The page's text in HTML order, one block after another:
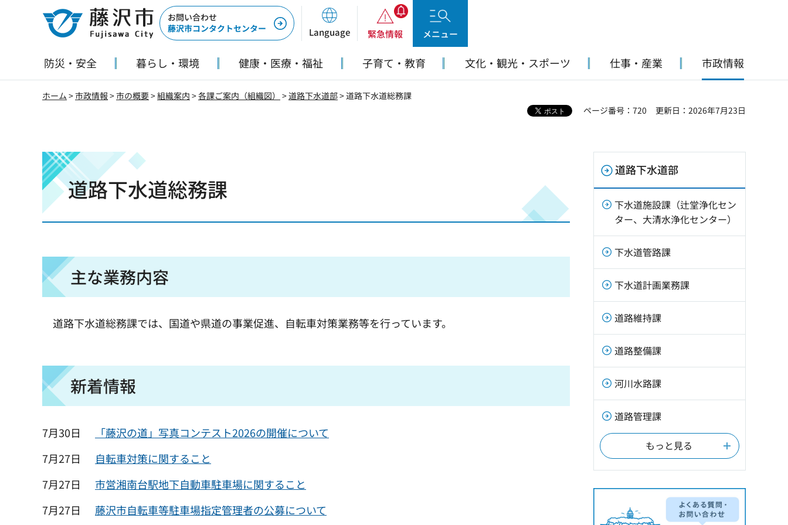
藤沢市
お問い合わせ
藤沢市コンタクトセンター
Language 緊急情報 メニュー
防災・安全 暮らし・環境 健康・医療・福祉 子育て・教育 文化・観光・スポーツ 仕事・産業 市政情報
ホーム >市政情報 >市の概要>組織案内 >各課ご案内（組織図） >道路下水道部> 道路下水道総務課
ページ番号：720
更新日：2026年7月23日
道路下水道総務課
主な業務内容
道路下水道総務課では、国道や県道の事業促進、自転車対策業務等を行っています。
新着情報
7月30日
「藤沢の道」写真コンテスト2026の開催について
7月27日
自転車対策に関すること
7月27日
市営湘南台駅地下自動車駐車場に関すること
7月27日
藤沢市自転車等駐車場指定管理者の公募について
道路下水道部
下水道施設課（辻堂浄化セン
ター、大清水浄化センター）
下水道管路課
下水道計画業務課
道路維持課
道路整備課
河川水路課
道路管理課
もっと見る